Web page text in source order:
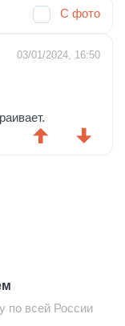
С фото
03/01/2024, 16:50
по всей России